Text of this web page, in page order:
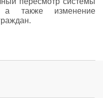
а также изменение